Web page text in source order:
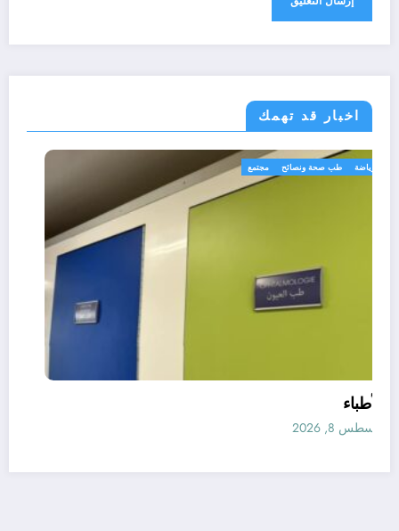
اخبار قد تهمك
رياضة طب صحة ونصائح مجتمع
أغسطس 8, 2026